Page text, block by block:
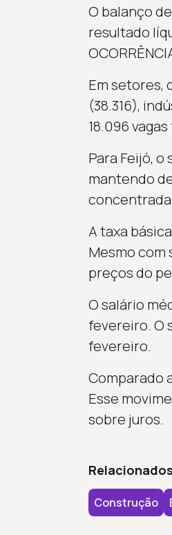
O balanço
resultado
Em setores,
(38.316),
18.096
Para Feijó,
mantendo
A taxa
Mesmo com
preços do
O salário
fevereiro. O
fevereiro.
Comparado
Esse
sobre juros.
Construção